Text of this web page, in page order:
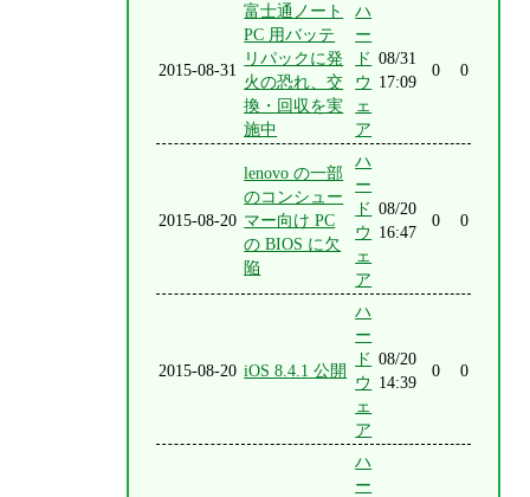
2015-08-31
富士通ノート
PC 用バッテ
リパックに発
火の恐れ、交
換・回収を実
施中
ハ
ー
ド
ウ
ェ
ア
08/31
17:09
0 0
2015-08-20
lenovo の一部
のコンシュー
マー向け PC
の BIOS に欠
陥
ハ
ー
ド
ウ
ェ
ア
08/20
16:47
0 0
2015-08-20 iOS 8.4.1 公開
ハ
ー
ド
ウ
ェ
ア
08/20
14:39
0 0
ハ
ー